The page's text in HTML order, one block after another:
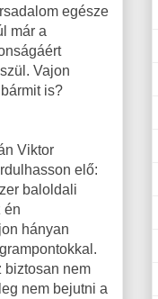
egésze
már a
Vajon
is?
Viktor
elő:
baloldali
én
hányan
biztosan nem
nem bejutni a